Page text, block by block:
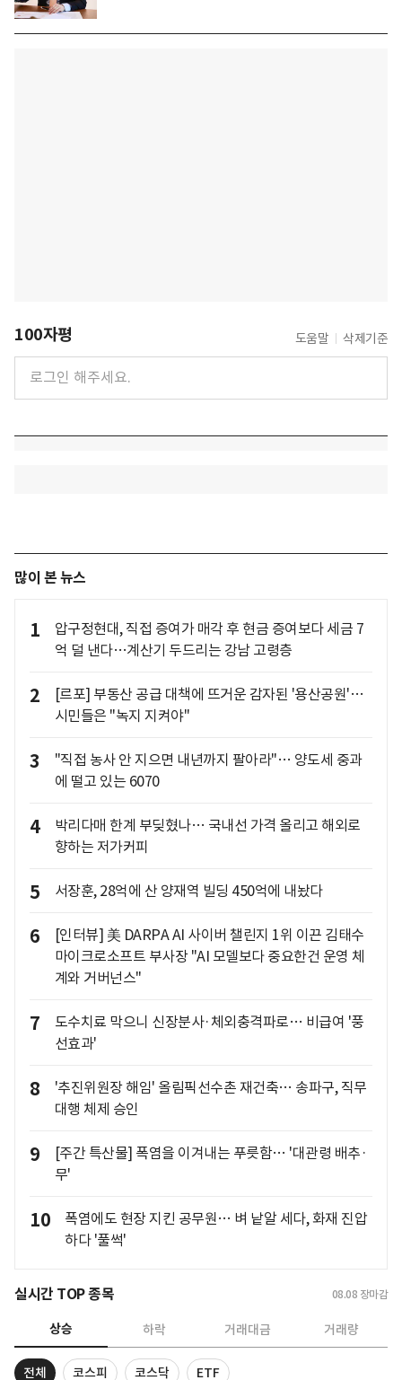
100자평 도움말 삭제기준
많이 본 뉴스
1
압구정현대, 직접 증여가 매각 후 현금 증여보다 세금 7
억 덜 낸다…계산기 두드리는 강남 고령층
2
[르포] 부동산 공급 대책에 뜨거운 감자된 '용산공원'…
시민들은 "녹지 지켜야"
3
"직접 농사 안 지으면 내년까지 팔아라"… 양도세 중과
에 떨고 있는 6070
4
박리다매 한계 부딪혔나… 국내선 가격 올리고 해외로
향하는 저가커피
5 서장훈, 28억에 산 양재역 빌딩 450억에 내놨다
6
[인터뷰] 美 DARPA AI 사이버 챌린지 1위 이끈 김태수
마이크로소프트 부사장 "AI 모델보다 중요한건 운영 체
계와 거버넌스"
7
도수치료 막으니 신장분사·체외충격파로… 비급여 '풍
선효과'
8
'추진위원장 해임' 올림픽선수촌 재건축… 송파구, 직무
대행 체제 승인
9
[주간 특산물] 폭염을 이겨내는 푸릇함… '대관령 배추·
무'
10
폭염에도 현장 지킨 공무원… 벼 낱알 세다, 화재 진압
하다 '풀썩'
실시간 TOP 종목 08.08 장마감
상승 하락 거래대금 거래량
전체 코스피 코스닥 ETF